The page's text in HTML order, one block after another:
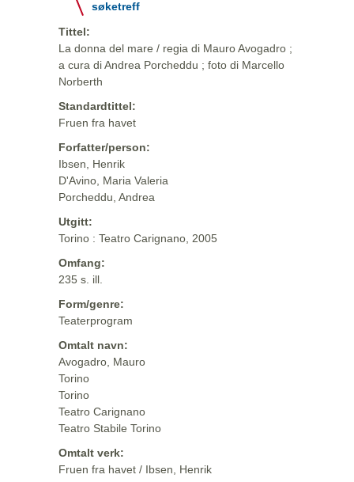
søketreff
Tittel:
La donna del mare / regia di Mauro Avogadro ;
a cura di Andrea Porcheddu ; foto di Marcello
Norberth
Standardtittel:
Fruen fra havet
Forfatter/person:
Ibsen, Henrik
D'Avino, Maria Valeria
Porcheddu, Andrea
Utgitt:
Torino : Teatro Carignano, 2005
Omfang:
235 s. ill.
Form/genre:
Teaterprogram
Omtalt navn:
Avogadro, Mauro
Torino
Torino
Teatro Carignano
Teatro Stabile Torino
Omtalt verk:
Fruen fra havet / Ibsen, Henrik